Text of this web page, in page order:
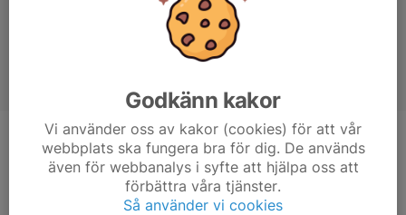
Ålder 12 år
Godkänn kakor
Vi använder oss av kakor (cookies) för att vår
webbplats ska fungera bra för dig. De används
även för webbanalys i syfte att hjälpa oss att
förbättra våra tjänster.
Så använder vi cookies